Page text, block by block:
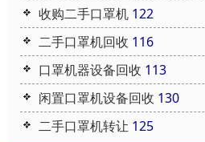
收购二手口罩机 122
二手口罩机回收 116
口罩机器设备回收 113
闲置口罩机设备回收 130
二手口罩机转让 125